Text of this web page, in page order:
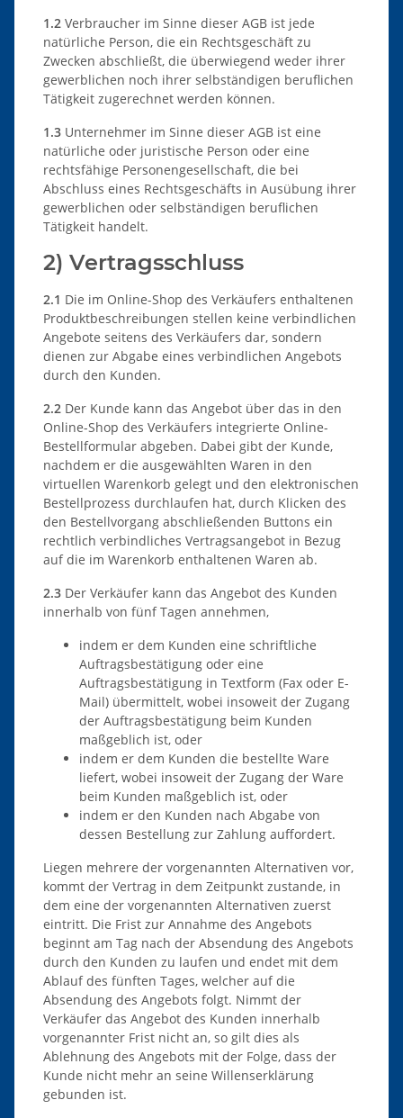
1.2 Verbraucher im Sinne dieser AGB ist jede
natürliche Person, die ein Rechtsgeschäft zu
Zwecken abschließt, die überwiegend weder ihrer
gewerblichen noch ihrer selbständigen beruflichen
Tätigkeit zugerechnet werden können.
1.3 Unternehmer im Sinne dieser AGB ist eine
natürliche oder juristische Person oder eine
rechtsfähige Personengesellschaft, die bei
Abschluss eines Rechtsgeschäfts in Ausübung ihrer
gewerblichen oder selbständigen beruflichen
Tätigkeit handelt.
2) Vertragsschluss
2.1 Die im Online-Shop des Verkäufers enthaltenen
Produktbeschreibungen stellen keine verbindlichen
Angebote seitens des Verkäufers dar, sondern
dienen zur Abgabe eines verbindlichen Angebots
durch den Kunden.
2.2 Der Kunde kann das Angebot über das in den
Online-Shop des Verkäufers integrierte Online-
Bestellformular abgeben. Dabei gibt der Kunde,
nachdem er die ausgewählten Waren in den
virtuellen Warenkorb gelegt und den elektronischen
Bestellprozess durchlaufen hat, durch Klicken des
den Bestellvorgang abschließenden Buttons ein
rechtlich verbindliches Vertragsangebot in Bezug
auf die im Warenkorb enthaltenen Waren ab.
2.3 Der Verkäufer kann das Angebot des Kunden
innerhalb von fünf Tagen annehmen,
indem er dem Kunden eine schriftliche
Auftragsbestätigung oder eine
Auftragsbestätigung in Textform (Fax oder E-
Mail) übermittelt, wobei insoweit der Zugang
der Auftragsbestätigung beim Kunden
maßgeblich ist, oder
indem er dem Kunden die bestellte Ware
liefert, wobei insoweit der Zugang der Ware
beim Kunden maßgeblich ist, oder
indem er den Kunden nach Abgabe von
dessen Bestellung zur Zahlung auffordert.
Liegen mehrere der vorgenannten Alternativen vor,
kommt der Vertrag in dem Zeitpunkt zustande, in
dem eine der vorgenannten Alternativen zuerst
eintritt. Die Frist zur Annahme des Angebots
beginnt am Tag nach der Absendung des Angebots
durch den Kunden zu laufen und endet mit dem
Ablauf des fünften Tages, welcher auf die
Absendung des Angebots folgt. Nimmt der
Verkäufer das Angebot des Kunden innerhalb
vorgenannter Frist nicht an, so gilt dies als
Ablehnung des Angebots mit der Folge, dass der
Kunde nicht mehr an seine Willenserklärung
gebunden ist.